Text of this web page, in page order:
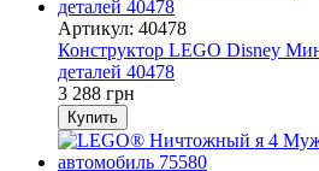
Артикул: 40478
Конструктор LEGO Disney
деталей 40478
3 288 грн
Купить